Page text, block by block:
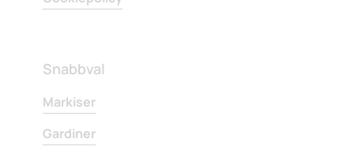
Snabbval
Markiser
Gardiner